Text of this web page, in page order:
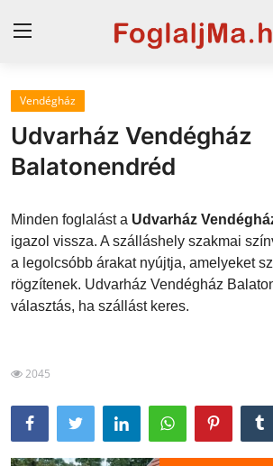
Horvát tengerpart
Magyarország
Szállások a Balatonon
Szállások Hajdúszoboszlón
Blog
Vendégház
Udvarház Vendégház
Balatonendréd
Minden foglalást a Udvarház
igazol vissza. A szálláshely szakmai
a legolcsóbb árakat nyújtja, amelyeket
rögzítenek. Udvarház Vendégház
választás, ha szállást keres.
2045